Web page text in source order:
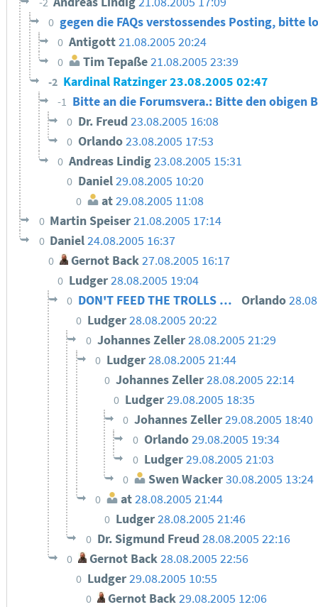
0 gegen die FAQs verstossendes Posting, bitte
0 Antigott21.08.2005 20:24
0 Tim Tepaße21.08.2005 23:39
-2 Kardinal Ratzinger23.08.2005 02:47
-1 Bitte an die Forumsvera.: Bitte den obigen
0 Dr. Freud23.08.2005 16:08
0 Orlando23.08.2005 17:53
0 Andreas Lindig23.08.2005 15:31
0 Daniel29.08.2005 10:20
0 at29.08.2005 11:08
0 Martin Speiser21.08.2005 17:14
0 Daniel24.08.2005 16:37
0 Gernot Back 27.08.2005 16:17
0 Ludger28.08.2005 19:04
0 DON'T FEED THE TROLLS … Orlando
0 Ludger28.08.2005 20:22
0 Johannes Zeller28.08.2005 21:29
0 Ludger28.08.2005 21:44
0 Johannes Zeller28.08.2005 22:14
0 Ludger29.08.2005 18:35
0 Johannes Zeller29.08.2005 18:40
0 Orlando29.08.2005 19:34
0 Ludger29.08.2005 21:03
0 Swen Wacker30.08.2005 13:24
0 at 28.08.2005 21:44
0 Ludger28.08.2005 21:46
0 Dr. Sigmund Freud 28.08.2005 22:16
0 Gernot Back28.08.2005 22:56
0 Ludger29.08.2005 10:55
0 Gernot Back29.08.2005 12:06